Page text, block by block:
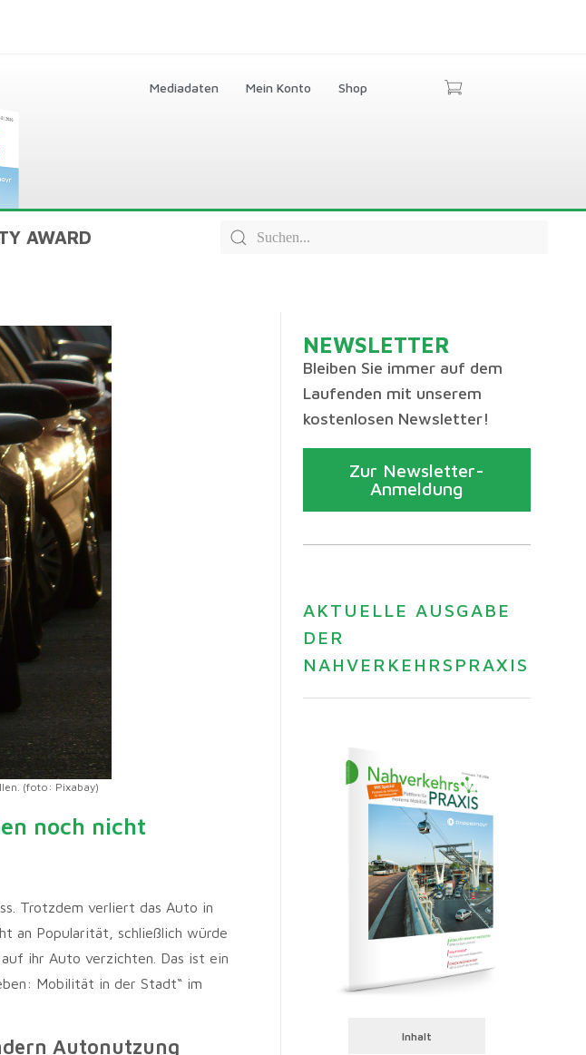
Mediadaten Mein Konto Shop
AWARD
(foto: Pixabay)
noch nicht
Trotzdem verliert das Auto in
an Popularität, schließlich würde
ihr Auto verzichten. Das ist ein
Mobilität in der Stadt“ im
Autonutzung
NEWSLETTER
Bleiben Sie immer auf dem
Laufenden mit unserem
kostenlosen Newsletter!
Zur Newsletter-
Anmeldung
AKTUELLE AUSGABE
DER
NAHVERKEHRSPRAXIS
Inhalt